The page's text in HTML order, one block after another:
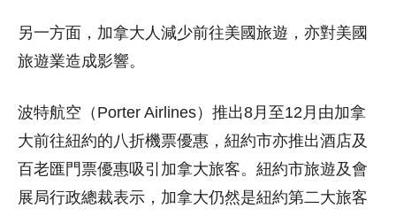
另一方面，加拿大人減少前往美國旅遊，亦對美國
旅遊業造成影響。
波特航空（Porter Airlines）推出8月至12月由加拿
大前往紐約的八折機票優惠，紐約市亦推出酒店及
百老匯門票優惠吸引加拿大旅客。紐約市旅遊及會
展局行政總裁表示，加拿大仍然是紐約第二大旅客